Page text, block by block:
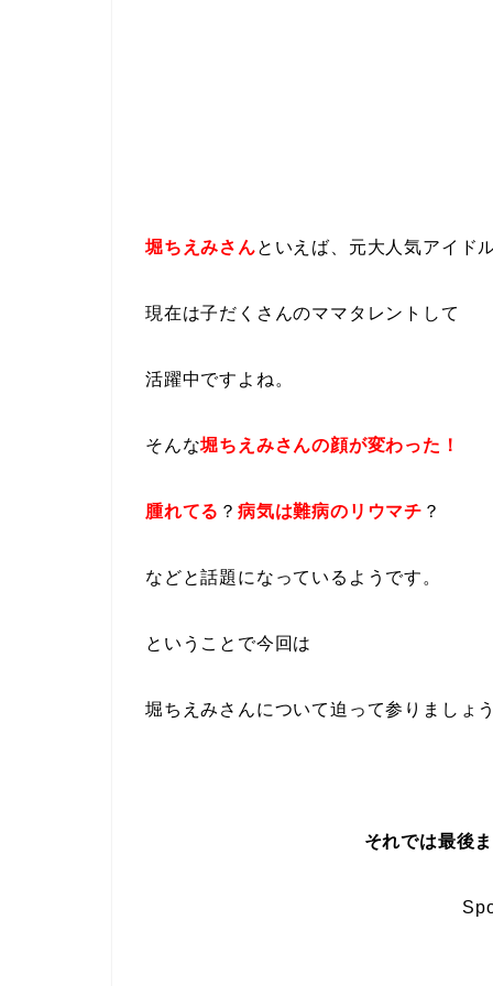
堀ちえみさんといえば、元大人気アイド
現在は子だくさんのママタレントして
活躍中ですよね。
そんな堀ちえみさんの顔が変わった！
腫れてる ？病気は難病のリウマチ ？
などと話題になっているようです。
ということで今回は
堀ちえみさんについて迫って参りましょ
それでは最後